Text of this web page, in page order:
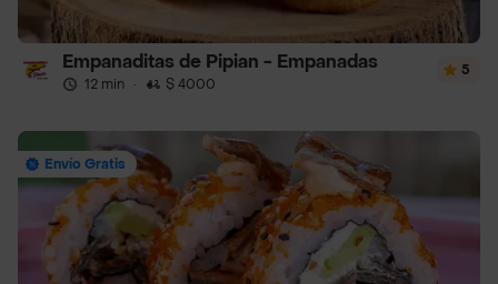
Empanaditas de Pipian - Empanadas
12 min · $ 4000
5
Envío Gratis